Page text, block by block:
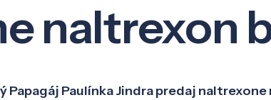
naltrexon
Papagáj Paulínka Jindra predaj